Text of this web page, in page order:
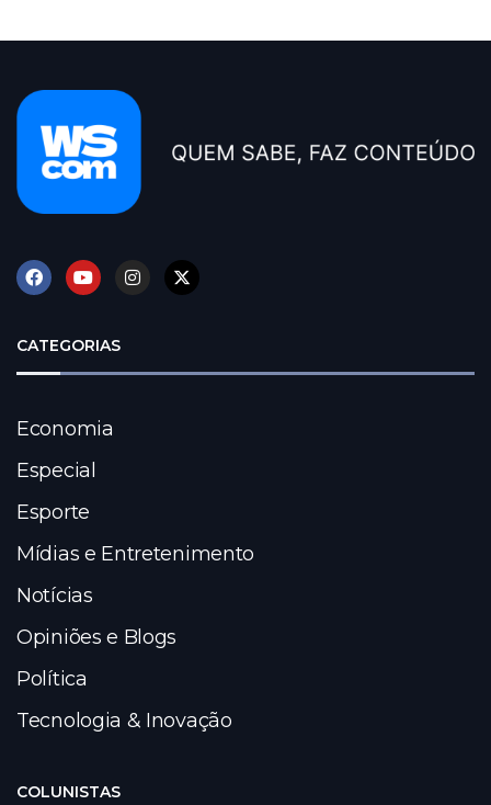
CATEGORIAS
Economia
Especial
Esporte
Mídias e Entretenimento
Notícias
Opiniões e Blogs
Política
Tecnologia & Inovação
COLUNISTAS